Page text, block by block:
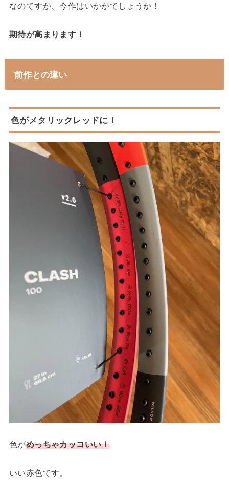
なのですが、今作はいかがでしょうか！
期待が高まります！
前作との違い
色がメタリックレッドに！
色がめっちゃカッコいい！
いい赤色です。